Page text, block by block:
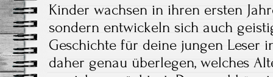
Kinder wachsen in ihren ersten
sondern entwickeln sich auch
Geschichte für deine jungen Leser
daher genau überlegen, welches